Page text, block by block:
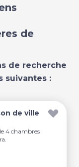
de
de recherche
suivantes :
de ville
4 chambres